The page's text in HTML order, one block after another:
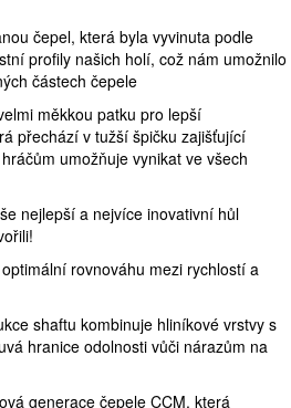
čepel, která byla vyvinuta podle
profily našich holí, což nám umožnilo
částech čepele
měkkou patku pro lepší
přechází v tužší špičku zajišťující
umožňuje vynikat ve všech
nejlepší a nejvíce inovativní hůl
rovnováhu mezi rychlostí a
shaftu kombinuje hliníkové vrstvy s
hranice odolnosti vůči nárazům na
generace čepele CCM, která